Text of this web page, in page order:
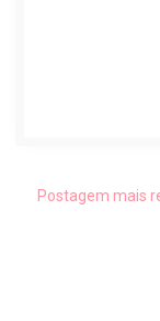
Postagem mais